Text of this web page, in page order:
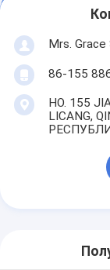
Mrs. Grace
86-155
НО. 155
LICANG,